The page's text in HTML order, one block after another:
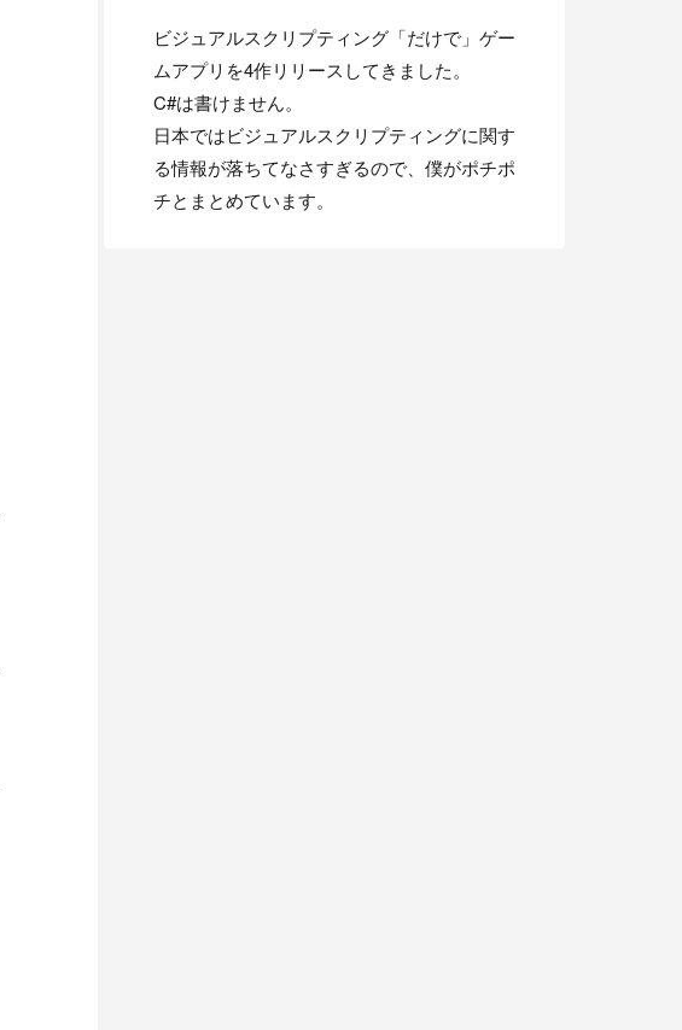
ビジュアルスクリプティング「だけで」ゲー
ムアプリを4作リリースしてきました。
C#は書けません。
日本ではビジュアルスクリプティングに関す
る情報が落ちてなさすぎるので、僕がポチポ
チとまとめています。